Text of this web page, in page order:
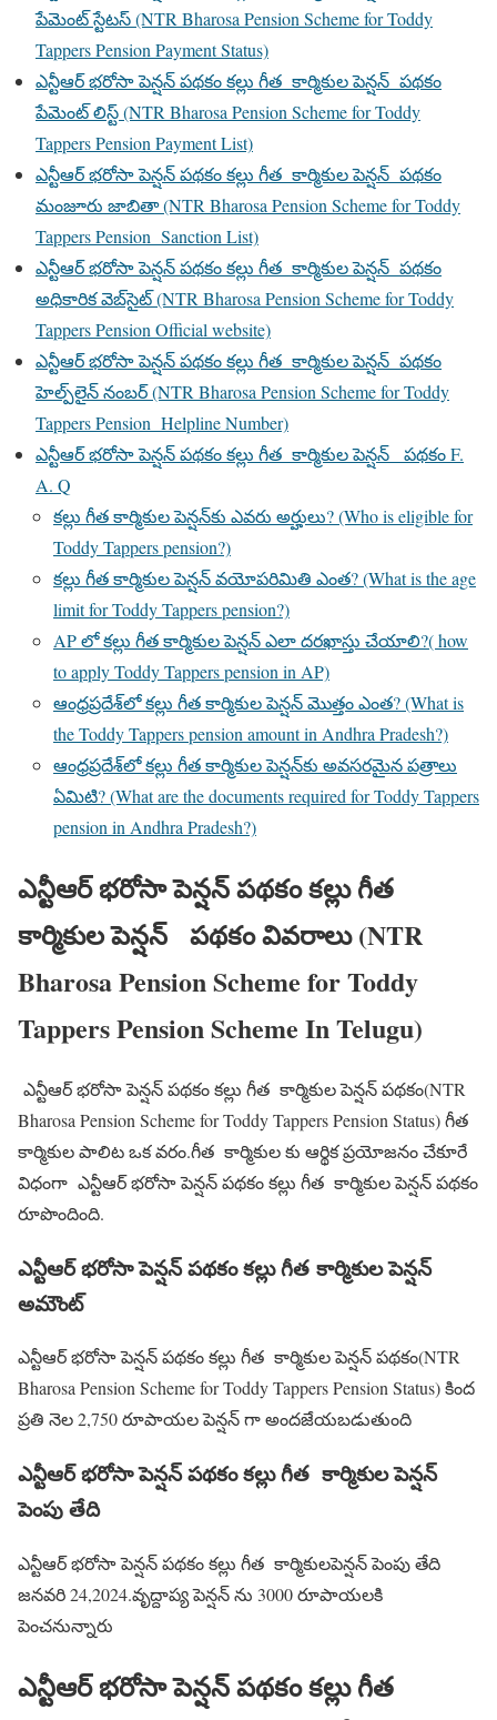
పేమెంట్ స్టేటస్ (NTR Bharosa Pension Scheme for Toddy
Tappers Pension Payment Status)
ఎన్టీఆర్ భరోసా పెన్షన్ పథకం కల్లు గీత కార్మికుల పెన్షన్ పథకం
పేమెంట్ లిస్ట్ (NTR Bharosa Pension Scheme for Toddy
Tappers Pension Payment List)
ఎన్టీఆర్ భరోసా పెన్షన్ పథకం కల్లు గీత కార్మికుల పెన్షన్ పథకం
మంజూరు జాబితా (NTR Bharosa Pension Scheme for Toddy
Tappers Pension Sanction List)
ఎన్టీఆర్ భరోసా పెన్షన్ పథకం కల్లు గీత కార్మికుల పెన్షన్ పథకం
అధికారిక వెబ్‌సైట్ (NTR Bharosa Pension Scheme for Toddy
Tappers Pension Official website)
ఎన్టీఆర్ భరోసా పెన్షన్ పథకం కల్లు గీత కార్మికుల పెన్షన్ పథకం
హెల్ప్‌లైన్ నంబర్ (NTR Bharosa Pension Scheme for Toddy
Tappers Pension Helpline Number)
ఎన్టీఆర్ భరోసా పెన్షన్ పథకం కల్లు గీత కార్మికుల పెన్షన్ పథకం F.
A. Q
కల్లు గీత కార్మికుల పెన్షన్‌కు ఎవరు అర్హులు? (Who is eligible for
Toddy Tappers pension?)
కల్లు గీత కార్మికుల పెన్షన్ వయోపరిమితి ఎంత? (What is the age
limit for Toddy Tappers pension?)
AP లో కల్లు గీత కార్మికుల పెన్షన్ ఎలా దరఖాస్తు చేయాలి?( how
to apply Toddy Tappers pension in AP)
ఆంధ్రప్రదేశ్‌లో కల్లు గీత కార్మికుల పెన్షన్ మొత్తం ఎంత? (What is
the Toddy Tappers pension amount in Andhra Pradesh?)
ఆంధ్రప్రదేశ్‌లో కల్లు గీత కార్మికుల పెన్షన్‌కు అవసరమైన పత్రాలు
ఏమిటి? (What are the documents required for Toddy Tappers
pension in Andhra Pradesh?)
ఎన్టీఆర్ భరోసా పెన్షన్ పథకం కల్లు గీత
కార్మికుల పెన్షన్ పథకం వివరాలు (NTR
Bharosa Pension Scheme for Toddy
Tappers Pension Scheme In Telugu)
ఎన్టీఆర్ భరోసా పెన్షన్ పథకం కల్లు గీత కార్మికుల పెన్షన్ పథకం(NTR
Bharosa Pension Scheme for Toddy Tappers Pension Status) గీత
కార్మికుల పాలిట ఒక వరం.గీత కార్మికుల కు ఆర్థిక ప్రయోజనం చేకూరే
విధంగా ఎన్టీఆర్ భరోసా పెన్షన్ పథకం కల్లు గీత కార్మికుల పెన్షన్ పథకం
రూపొందింది.
ఎన్టీఆర్ భరోసా పెన్షన్ పథకం కల్లు గీత కార్మికుల పెన్షన్
అమౌంట్
ఎన్టీఆర్ భరోసా పెన్షన్ పథకం కల్లు గీత కార్మికుల పెన్షన్ పథకం(NTR
Bharosa Pension Scheme for Toddy Tappers Pension Status) కింద
ప్రతి నెల 2,750 రూపాయల పెన్షన్ గా అందజేయబడుతుంది
ఎన్టీఆర్ భరోసా పెన్షన్ పథకం కల్లు గీత కార్మికుల పెన్షన్
పెంపు తేది
ఎన్టీఆర్ భరోసా పెన్షన్ పథకం కల్లు గీత కార్మికులపెన్షన్ పెంపు తేది
జనవరి 24,2024.వృద్దాప్య పెన్షన్ ను 3000 రూపాయలకి
పెంచనున్నారు
ఎన్టీఆర్ భరోసా పెన్షన్ పథకం కల్లు గీత